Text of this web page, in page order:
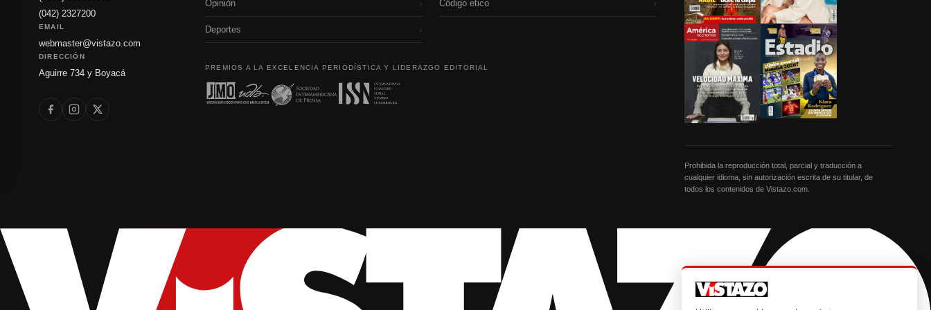
(042) 2327200
EMAIL
webmaster@vistazo.com
DIRECCIÓN
Aguirre 734 y Boyacá
Opinión ›
Deportes ›
Código etico ›
PREMIOS A LA EXCELENCIA PERIODÍSTICA Y LIDERAZGO EDITORIAL
Prohibida la reproducción total, parcial y traducción a
cualquier idioma, sin autorización escrita de su titular, de
todos los contenidos de Vistazo.com.